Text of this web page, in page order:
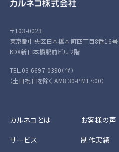
〒103-0023
東京都中央区日本橋本町四丁目8番16号
KDX新日本橋駅前ビル 2階
TEL.03-6697-0390（代）
（土日祝日を除く AM8:30-PM17:00）
カルネコとは
サービス
お客様の声
制作実績